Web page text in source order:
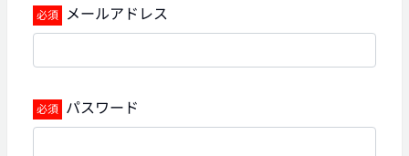
メールアドレス
パスワード